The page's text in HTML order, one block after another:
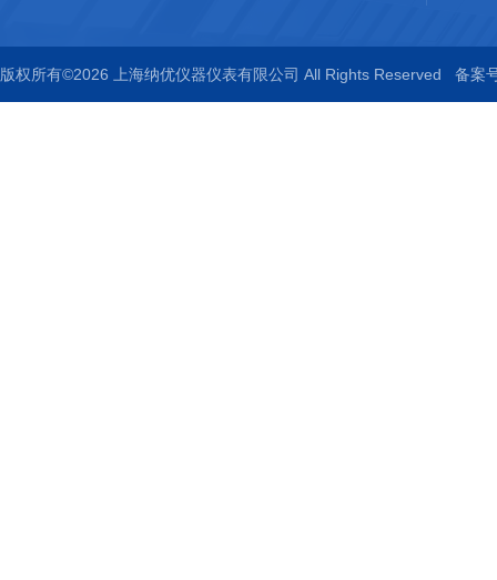
版权所有©2026 上海纳优仪器仪表有限公司 All Rights Reserved 备案